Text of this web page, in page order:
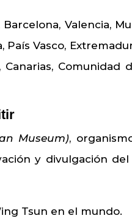
Valencia,
Vasco,
Canarias, Comunidad
Museum),
y divulgación
Tsun en el mundo.